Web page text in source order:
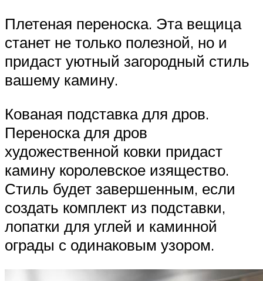
Плетеная переноска. Эта вещица
станет не только полезной, но и
придаст уютный загородный стиль
вашему камину.
Кованая подставка для дров.
Переноска для дров
художественной ковки придаст
камину королевское изящество.
Стиль будет завершенным, если
создать комплект из подставки,
лопатки для углей и каминной
ограды с одинаковым узором.